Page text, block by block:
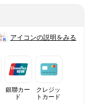
アイコンの説明をみる
銀聯カー
ド
クレジッ
トカード